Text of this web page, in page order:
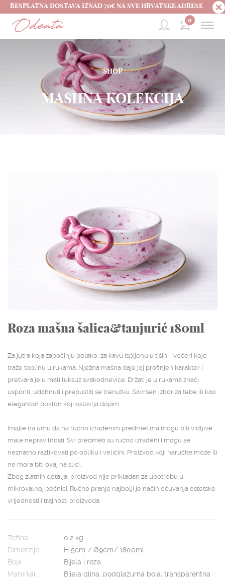
BESPLATNA DOSTAVA IZNAD 70€ NA SVE HRVATSKE ADRESE
0
NASLOVNA
KONTAKT
SHOP
MASHNA KOLEKCIJA
Roza mašna šalica&tanjurić 180ml
Za jutra koja započinju polako, za kavu ispijenu u tišini i večeri koje
traže toplinu u rukama. Nježna mašna daje joj profinjen karakter i
pretvara je u mali luksuz svakodnevice. Držati je u rukama znači
usporiti, udahnuti i prepustiti se trenutku. Savršen izbor za tebe ili kao
elegantan poklon koji ostavlja dojam.
Imajte na umu da na ručno izrađenim predmetima mogu biti vidljive
male nepravilnosti. Svi predmeti su ručno izrađeni i mogu se
neznatno razlikovati po obliku i veličini. Proizvod koji naručite može ili
ne mora biti ovaj na slici.
Zbog zlatnih detalja, proizvod nije prikladan za upotrebu u
mikrovalnoj pećnici. Ručno pranje najbolji je način očuvanja estetske
vrijednosti i trajnosti proizvoda.
Težina
0.2 kg
Dimenzije
H 5cm / Ø9cm/ 1800ml
Boja
Bijela i roza
Materijal
Bijela glina, podglazurna boja, transparentna